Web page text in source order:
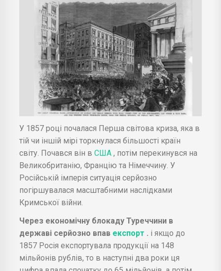
У 1857 році почалася Перша світова криза, яка в
тій чи іншій мірі торкнулася більшості країн
світу. Почався він в США , потім перекинувся на
Великобританію, Францію та Німеччину. У
Російській імперія ситуація серйозно
погіршувалася масштабними наслідками
Кримської війни.
Через економічну блокаду Туреччини в
державі серйозно впав експорт . і якщо до
1857 Росія експортувала продукції на 148
мільйонів рублів, то в наступні два роки ця